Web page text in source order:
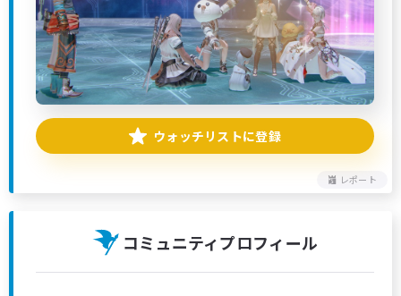
レポート
ウォッチリストに登録
コミュニティプロフィール